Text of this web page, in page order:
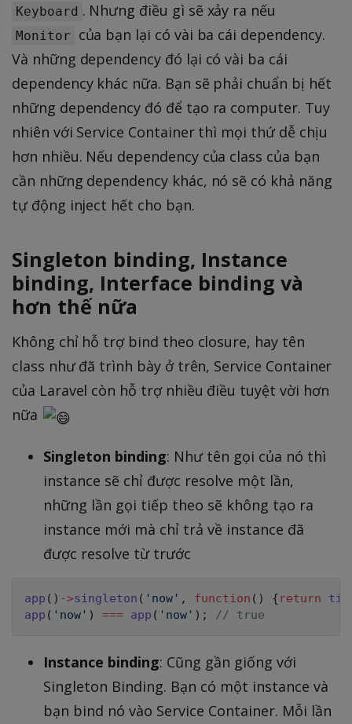
Keyboard . Nhưng điều gì sẽ xảy ra nếu
Monitor
của bạn lại có vài ba cái dependency.
Và những dependency đó lại có vài ba cái
dependency khác nữa. Bạn sẽ phải chuẩn bị hết
những dependency đó để tạo ra computer. Tuy
nhiên với Service Container thì mọi thứ dễ chịu
hơn nhiều. Nếu dependency của class của bạn
cần những dependency khác, nó sẽ có khả năng
tự động inject hết cho bạn.
Singleton binding, Instance
binding, Interface binding và
hơn thế nữa
Không chỉ hỗ trợ bind theo closure, hay tên
class như đã trình bày ở trên, Service Container
của Laravel còn hỗ trợ nhiều điều tuyệt vời hơn
nữa
Singleton binding: Như tên gọi của nó thì
instance sẽ chỉ được resolve một lần,
những lần gọi tiếp theo sẽ không tạo ra
instance mới mà chỉ trả về instance đã
được resolve từ trước
app ( ) ->singleton ( 'now' , function ( ) {return
app ( 'now' ) === app ( 'now' ) ; // true
Instance binding: Cũng gần giống với
Singleton Binding. Bạn có một instance và
bạn bind nó vào Service Container. Mỗi lần